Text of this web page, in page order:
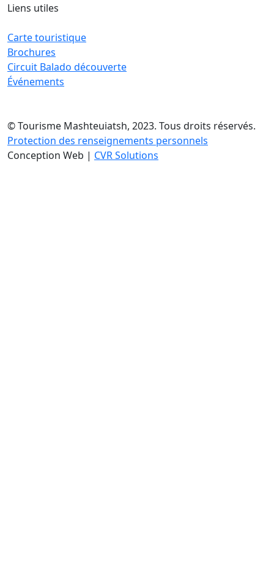
Liens utiles
Carte touristique
Brochures
Circuit Balado découverte
Événements
© Tourisme Mashteuiatsh, 2023. Tous droits réservés.
Protection des renseignements personnels
Conception Web | CVR Solutions